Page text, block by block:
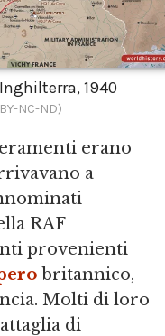
1940
NC-ND)
erano
a
RAF
provenienti
britannico,
Molti di loro
di